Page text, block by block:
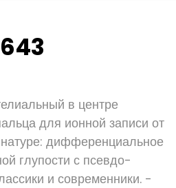
643
в центре
для ионной записи от
дифференциальное
глупости с псевдо-
и современники. -